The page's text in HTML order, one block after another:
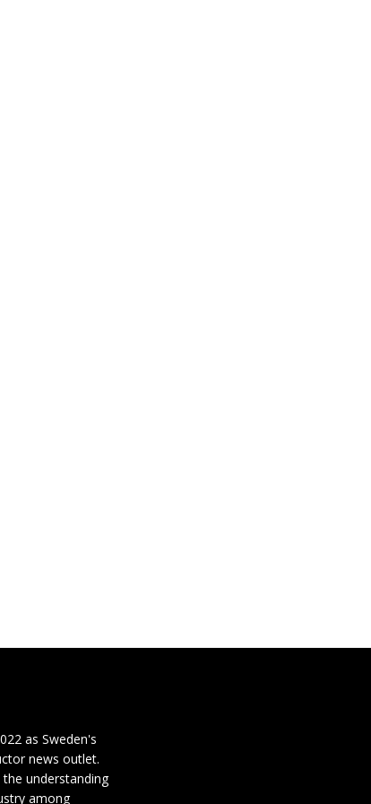
as Sweden's
news outlet.
understanding
among